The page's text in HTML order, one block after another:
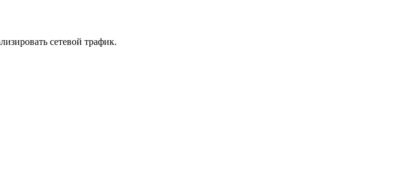
сетевой трафик.